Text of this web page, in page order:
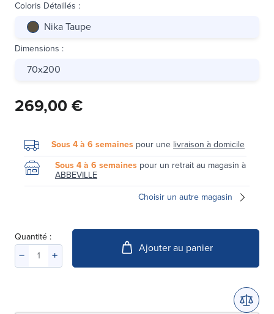
Coloris Détaillés :
Nika Taupe
Dimensions :
70x200
269,00 €
Sous 4 à 6 semaines pour une livraison à domicile
Sous 4 à 6 semaines pour un retrait au magasin à
ABBEVILLE
Choisir un autre magasin
Quantité :
Ajouter au panier